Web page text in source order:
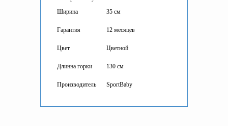
Ширина
35 см
Гарантия 12 месяцев
Цвет Цветной
Длинна горки 130 см
Производитель SportBaby